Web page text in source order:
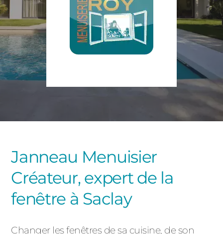
Janneau Menuisier
Créateur, expert de la
fenêtre à Saclay
Changer les fenêtres de sa cuisine, de son
BOIS
BAIES VITRÉES
PORTES D’ENTRÉELES INTEMPORELLES
VOLETS ROULANTS
PERGOLAS
CLÔTURES